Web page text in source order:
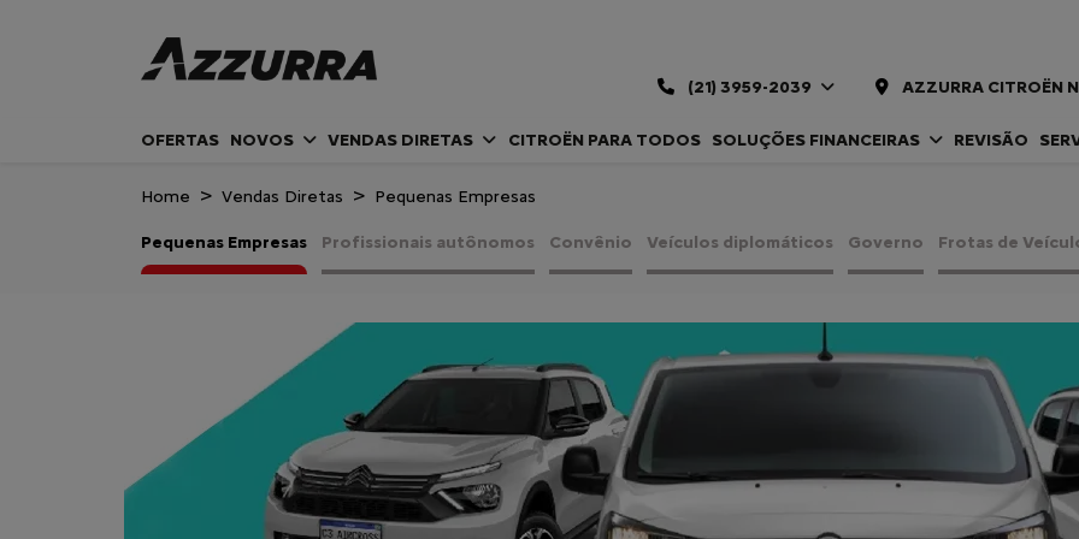
(21) 3959-2039 AZZURRA CITROËN
OFERTAS NOVOS VENDAS DIRETAS CITROËN PARA TODOS SOLUÇÕES FINANCEIRAS REVISÃO
Home Vendas Diretas Pequenas Empresas
Pequenas Empresas Profissionais autônomos Convênio Veículos diplomáticos Governo Frotas de